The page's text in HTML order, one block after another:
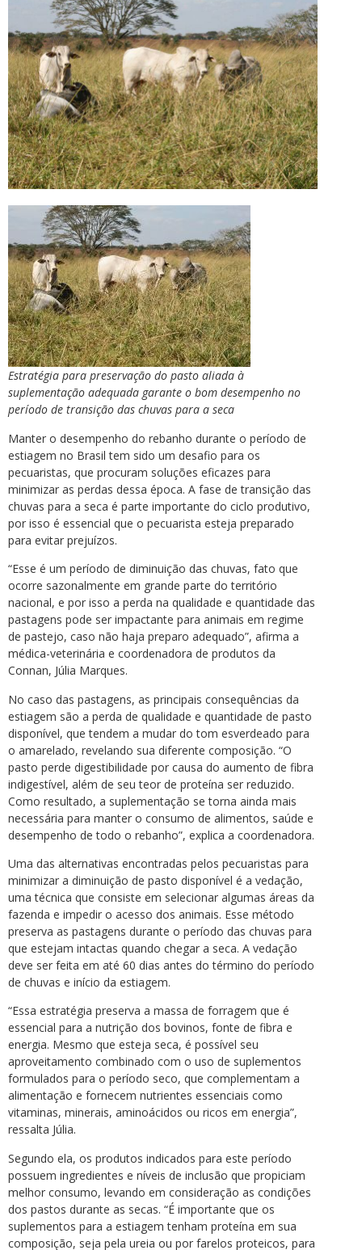
Estratégia para preservação do pasto aliada à
suplementação adequada garante o bom desempenho no
período de transição das chuvas para a seca
Manter o desempenho do rebanho durante o período de
estiagem no Brasil tem sido um desafio para os
pecuaristas, que procuram soluções eficazes para
minimizar as perdas dessa época. A fase de transição das
chuvas para a seca é parte importante do ciclo produtivo,
por isso é essencial que o pecuarista esteja preparado
para evitar prejuízos.
“Esse é um período de diminuição das chuvas, fato que
ocorre sazonalmente em grande parte do território
nacional, e por isso a perda na qualidade e quantidade das
pastagens pode ser impactante para animais em regime
de pastejo, caso não haja preparo adequado”, afirma a
médica-veterinária e coordenadora de produtos da
Connan, Júlia Marques.
No caso das pastagens, as principais consequências da
estiagem são a perda de qualidade e quantidade de pasto
disponível, que tendem a mudar do tom esverdeado para
o amarelado, revelando sua diferente composição. “O
pasto perde digestibilidade por causa do aumento de fibra
indigestível, além de seu teor de proteína ser reduzido.
Como resultado, a suplementação se torna ainda mais
necessária para manter o consumo de alimentos, saúde e
desempenho de todo o rebanho”, explica a coordenadora.
Uma das alternativas encontradas pelos pecuaristas para
minimizar a diminuição de pasto disponível é a vedação,
uma técnica que consiste em selecionar algumas áreas da
fazenda e impedir o acesso dos animais. Esse método
preserva as pastagens durante o período das chuvas para
que estejam intactas quando chegar a seca. A vedação
deve ser feita em até 60 dias antes do término do período
de chuvas e início da estiagem.
“Essa estratégia preserva a massa de forragem que é
essencial para a nutrição dos bovinos, fonte de fibra e
energia. Mesmo que esteja seca, é possível seu
aproveitamento combinado com o uso de suplementos
formulados para o período seco, que complementam a
alimentação e fornecem nutrientes essenciais como
vitaminas, minerais, aminoácidos ou ricos em energia”,
ressalta Júlia.
Segundo ela, os produtos indicados para este período
possuem ingredientes e níveis de inclusão que propiciam
melhor consumo, levando em consideração as condições
dos pastos durante as secas. “É importante que os
suplementos para a estiagem tenham proteína em sua
composição, seja pela ureia ou por farelos proteicos, para